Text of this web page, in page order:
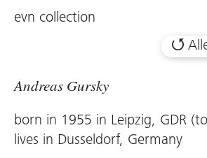
evn collection
Andreas Gursky
born in 1955 in Leipzig, GDR
lives in Dusseldorf, Germany